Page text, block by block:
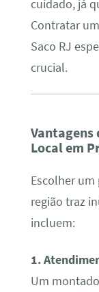
cuidado, já
Contratar
Saco RJ
crucial.
Local em
Escolher
região traz
incluem:
1.
Um